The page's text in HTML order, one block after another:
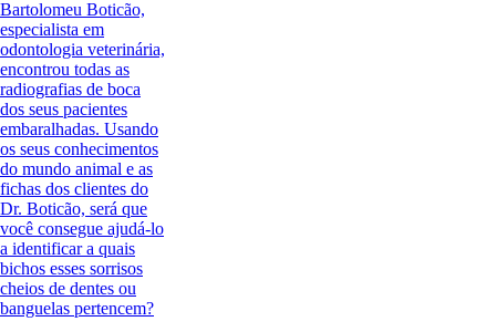
Bartolomeu Boticão,
especialista em
odontologia veterinária,
encontrou todas as
radiografias de boca
dos seus pacientes
embaralhadas. Usando
os seus conhecimentos
do mundo animal e as
fichas dos clientes do
Dr. Boticão, será que
você consegue ajudá-lo
a identificar a quais
bichos esses sorrisos
cheios de dentes ou
banguelas pertencem?